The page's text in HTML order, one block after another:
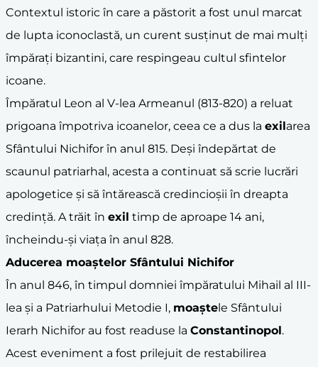
Contextul istoric în care a păstorit a fost unul marcat
de lupta iconoclastă, un curent susținut de mai mulți
împărați bizantini, care respingeau cultul sfintelor
icoane.
Împăratul Leon al V-lea Armeanul (813-820) a reluat
prigoana împotriva icoanelor, ceea ce a dus la exilarea
Sfântului Nichifor în anul 815. Deși îndepărtat de
scaunul patriarhal, acesta a continuat să scrie lucrări
apologetice și să întărească credincioșii în dreapta
credință. A trăit în exil timp de aproape 14 ani,
încheindu-și viața în anul 828.
Aducerea moaștelor Sfântului Nichifor
În anul 846, în timpul domniei împăratului Mihail al III-
lea și a Patriarhului Metodie I, moaștele Sfântului
Ierarh Nichifor au fost readuse la Constantinopol.
Acest eveniment a fost prilejuit de restabilirea